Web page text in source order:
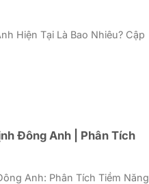
Hiện Tại Là Bao Nhiêu? Cập
Đông Anh | Phân Tích
Anh: Phân Tích Tiềm Năng